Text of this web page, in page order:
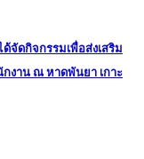
จัดกิจกรรมเพื่อส่งเสริม
งาน ณ หาดพันยา เกาะ